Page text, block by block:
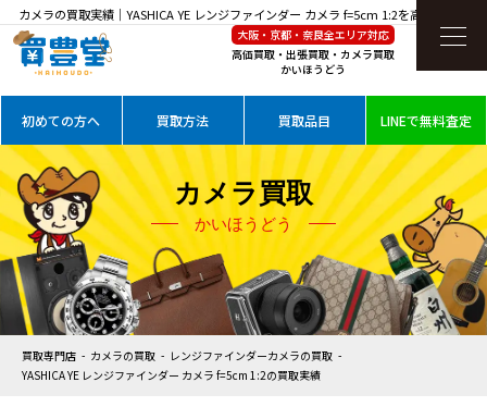
カメラの買取実績｜YASHICA YE レンジファインダー カメラ f=5cm 1:2を高価買取
大阪・京都・奈良全エリア対応
高価買取・出張買取・カメラ買取
かいほうどう
初めての方へ 買取方法 買取品目 LINEで無料査定
カメラ買取
かいほうどう
買取専門店 カメラの買取
レンジファインダーカメラの買取
YASHICA YE レンジファインダー カメラ f=5cm 1:2の買取実績